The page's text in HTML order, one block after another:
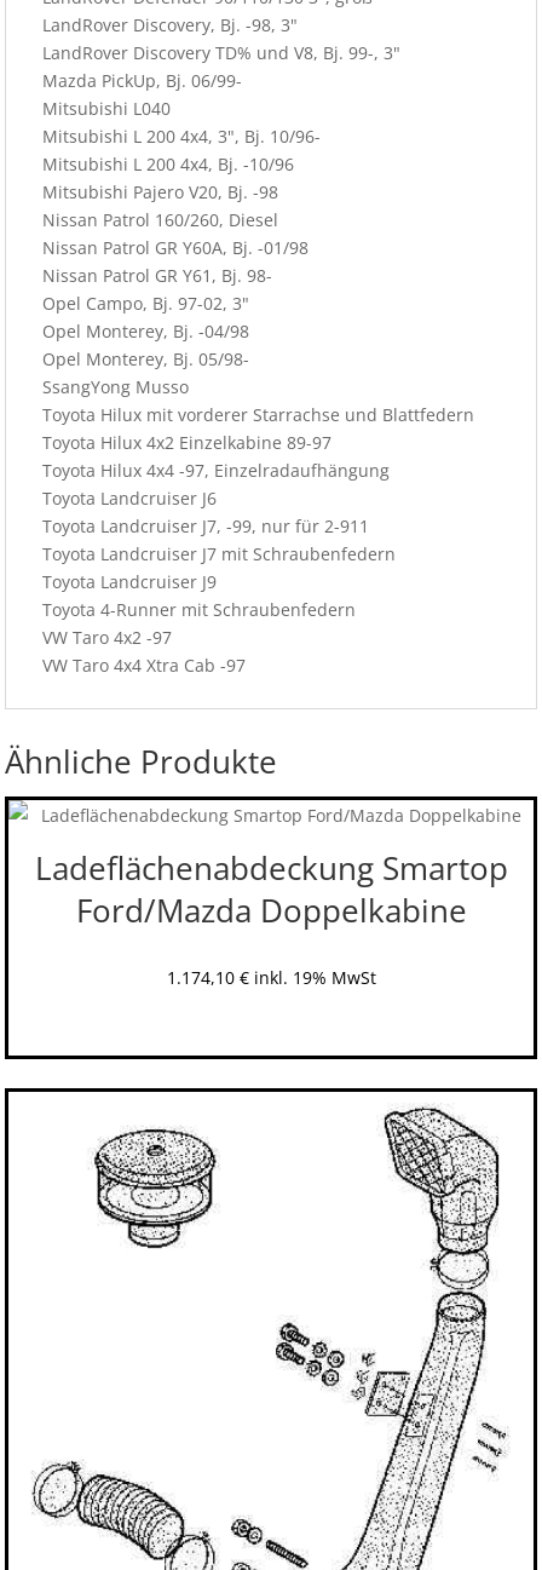
LandRover Discovery, Bj. -98, 3"
LandRover Discovery TD% und V8, Bj. 99-, 3"
Mazda PickUp, Bj. 06/99-
Mitsubishi L040
Mitsubishi L 200 4x4, 3", Bj. 10/96-
Mitsubishi L 200 4x4, Bj. -10/96
Mitsubishi Pajero V20, Bj. -98
Nissan Patrol 160/260, Diesel
Nissan Patrol GR Y60A, Bj. -01/98
Nissan Patrol GR Y61, Bj. 98-
Opel Campo, Bj. 97-02, 3"
Opel Monterey, Bj. -04/98
Opel Monterey, Bj. 05/98-
SsangYong Musso
Toyota Hilux mit vorderer Starrachse und Blattfedern
Toyota Hilux 4x2 Einzelkabine 89-97
Toyota Hilux 4x4 -97, Einzelradaufhängung
Toyota Landcruiser J6
Toyota Landcruiser J7, -99, nur für 2-911
Toyota Landcruiser J7 mit Schraubenfedern
Toyota Landcruiser J9
Toyota 4-Runner mit Schraubenfedern
VW Taro 4x2 -97
VW Taro 4x4 Xtra Cab -97
Ähnliche Produkte
Ladeflächenabdeckung Smartop
Ford/Mazda Doppelkabine
1.174,10 € inkl. 19% MwSt